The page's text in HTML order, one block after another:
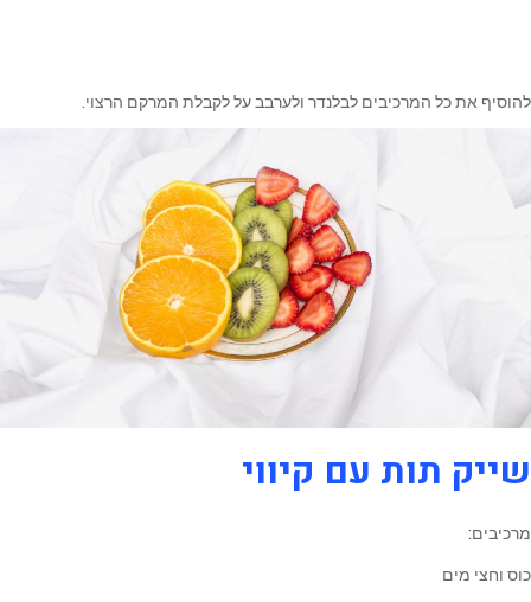
להוסיף את כל המרכיבים לבלנדר ולערבב על לקבלת המרקם הרצוי.
שייק תות עם קיווי
מרכיבים:
כוס וחצי מים